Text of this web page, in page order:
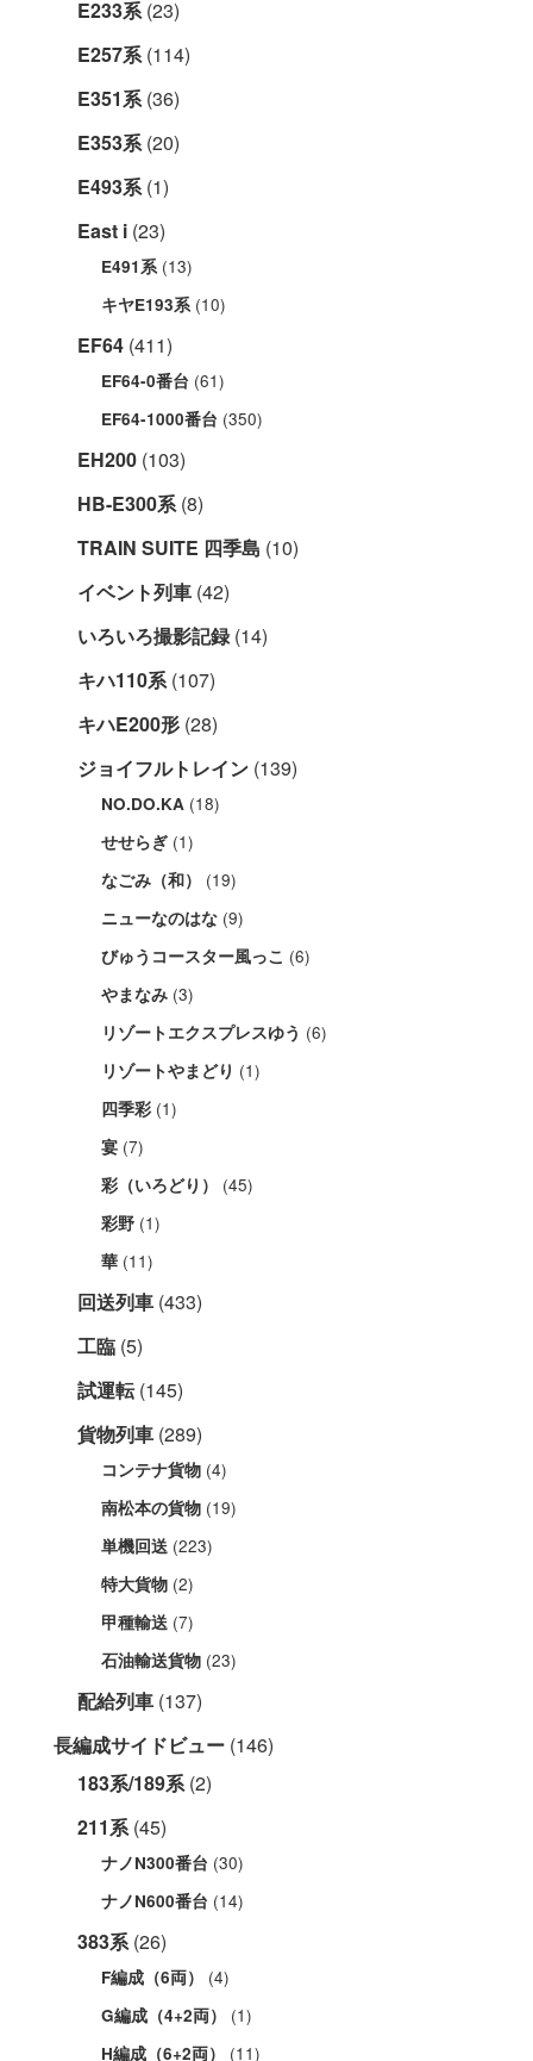
E233系(23)
E257系(114)
E351系(36)
E353系(20)
E493系(1)
East i (23)
E491系(13)
キヤE193系(10)
EF64 (411)
EF64-0番台 (61)
EF64-1000番台 (350)
EH200 (103)
HB-E300系(8)
TRAIN SUITE 四季島 (10)
イベント列車 (42)
いろいろ撮影記録(14)
キハ110系(107)
キハE200形 (28)
ジョイフルトレイン (139)
NO.DO.KA (18)
せせらぎ (1)
なごみ（和） (19)
ニューなのはな (9)
びゅうコースター風っこ (6)
やまなみ (3)
リゾートエクスプレスゆう (6)
リゾートやまどり (1)
四季彩 (1)
宴 (7)
彩（いろどり） (45)
彩野 (1)
華 (11)
回送列車 (433)
工臨 (5)
試運転(145)
貨物列車 (289)
コンテナ貨物 (4)
南松本の貨物 (19)
単機回送 (223)
特大貨物 (2)
甲種輸送 (7)
石油輸送貨物 (23)
配給列車 (137)
長編成サイドビュー (146)
183系/189系(2)
211系(45)
ナノN300番台 (30)
ナノN600番台 (14)
383系(26)
F編成（6両） (4)
G編成（4+2両） (1)
H編成（6+2両） (11)